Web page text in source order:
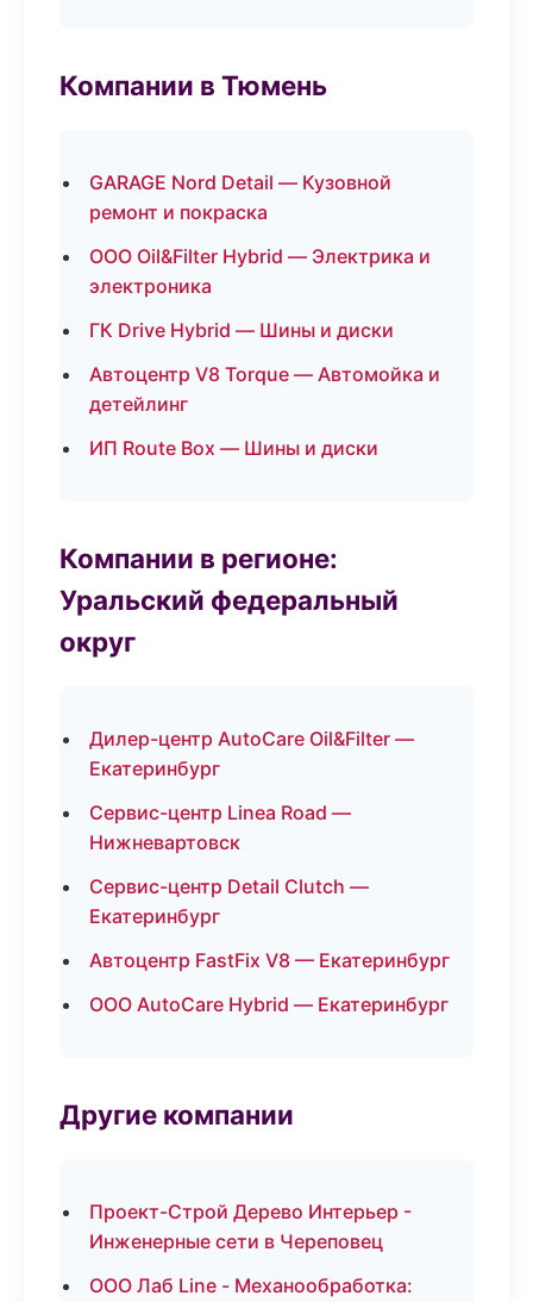
Компании в Тюмень
GARAGE Nord Detail — Кузовной
ремонт и покраска
ООО Oil&Filter Hybrid — Электрика и
электроника
ГК Drive Hybrid — Шины и диски
Автоцентр V8 Torque — Автомойка и
детейлинг
ИП Route Box — Шины и диски
Компании в регионе:
Уральский федеральный
округ
Дилер-центр AutoCare Oil&Filter —
Екатеринбург
Сервис-центр Linea Road —
Нижневартовск
Сервис-центр Detail Clutch —
Екатеринбург
Автоцентр FastFix V8 — Екатеринбург
ООО AutoCare Hybrid — Екатеринбург
Другие компании
Проект-Строй Дерево Интерьер -
Инженерные сети в Череповец
ООО Лаб Line - Механообработка: